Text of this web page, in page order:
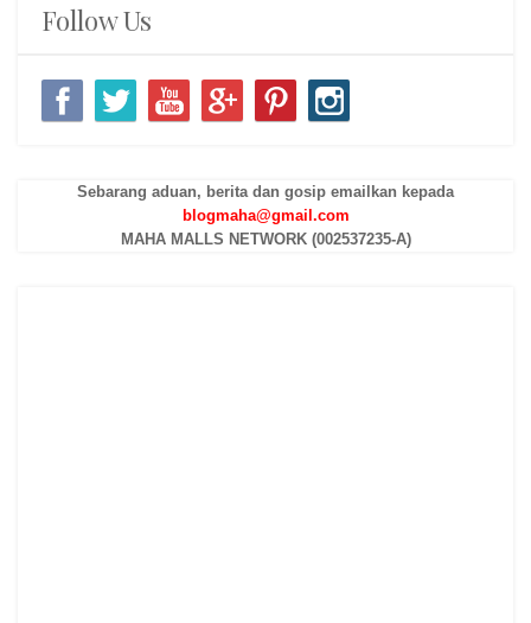
Follow Us
Sebarang aduan, berita dan gosip emailkan kepada
blogmaha@gmail.com
MAHA MALLS NETWORK (002537235-A)